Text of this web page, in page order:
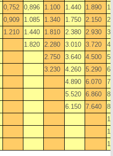
0,752 0,896 1.100 1.440 1.890
0,909 1.085 1.340 1.750 2.150
1.210 1.440 1.810 2.380 2.930
1.820 2.280 3.010 3.720
2.750 3.640 4.500
3.230 4.260 5.290
4.890 6.070
5.520 6.860
6.150 7.640